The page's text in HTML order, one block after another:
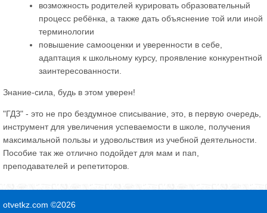
возможность родителей курировать образовательный
процесс ребёнка, а также дать объяснение той или иной
терминологии
повышение самооценки и уверенности в себе,
адаптация к школьному курсу, проявление конкурентной
заинтересованности.
Знание-сила, будь в этом уверен!
"ГДЗ" - это не про бездумное списывание, это, в первую очередь,
инструмент для увеличения успеваемости в школе, получения
максимальной пользы и удовольствия из учебной деятельности.
Пособие так же отлично подойдет для мам и пап,
преподавателей и репетиторов.
otvetkz.com ©2026